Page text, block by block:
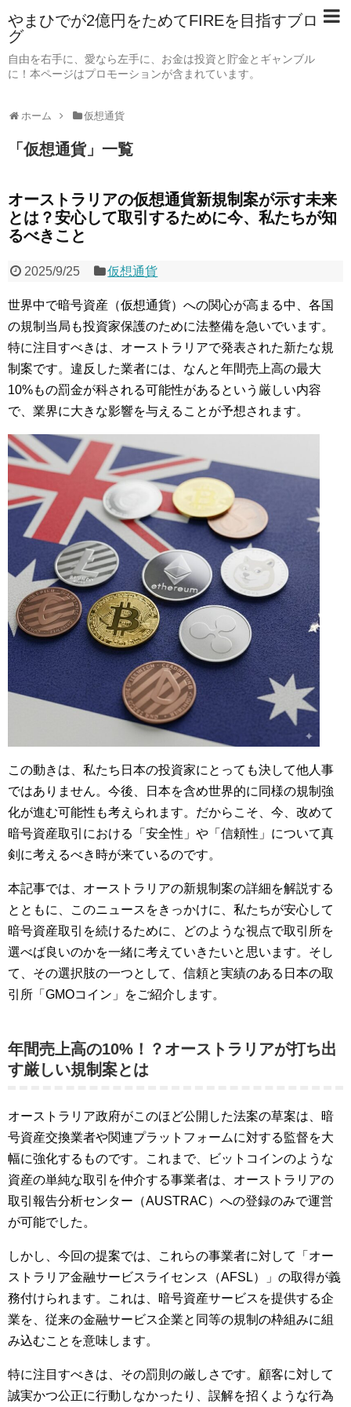
やまひでが2億円をためてFIREを目指すブロ
グ
自由を右手に、愛なら左手に、お金は投資と貯金とギャンブル
に！本ページはプロモーションが含まれています。
ホーム 仮想通貨
「仮想通貨」 一覧
オーストラリアの仮想通貨新規制案が示す未来
とは？安心して取引するために今、私たちが知
るべきこと
2025/9/25 仮想通貨
世界中で暗号資産（仮想通貨）への関心が高まる中、各国
の規制当局も投資家保護のために法整備を急いでいます。
特に注目すべきは、オーストラリアで発表された新たな規
制案です。違反した業者には、なんと年間売上高の最大
10%もの罰金が科される可能性があるという厳しい内容
で、業界に大きな影響を与えることが予想されます。
この動きは、私たち日本の投資家にとっても決して他人事
ではありません。今後、日本を含め世界的に同様の規制強
化が進む可能性も考えられます。だからこそ、今、改めて
暗号資産取引における「安全性」や「信頼性」について真
剣に考えるべき時が来ているのです。
本記事では、オーストラリアの新規制案の詳細を解説する
とともに、このニュースをきっかけに、私たちが安心して
暗号資産取引を続けるために、どのような視点で取引所を
選べば良いのかを一緒に考えていきたいと思います。そし
て、その選択肢の一つとして、信頼と実績のある日本の取
引所「GMOコイン」をご紹介します。
年間売上高の10%！？オーストラリアが打ち出
す厳しい規制案とは
オーストラリア政府がこのほど公開した法案の草案は、暗
号資産交換業者や関連プラットフォームに対する監督を大
幅に強化するものです。これまで、ビットコインのような
資産の単純な取引を仲介する事業者は、オーストラリアの
取引報告分析センター（AUSTRAC）への登録のみで運営
が可能でした。
しかし、今回の提案では、これらの事業者に対して「オー
ストラリア金融サービスライセンス（AFSL）」の取得が義
務付けられます。これは、暗号資産サービスを提供する企
業を、従来の金融サービス企業と同等の規制の枠組みに組
み込むことを意味します。
特に注目すべきは、その罰則の厳しさです。顧客に対して
誠実かつ公正に行動しなかったり、誤解を招くような行為